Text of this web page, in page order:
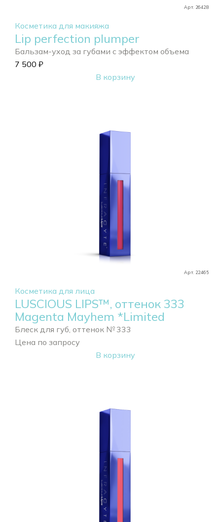
Арт. 26428
Косметика для макияжа
Lip perfection plumper
Бальзам-уход за губами с эффектом объема
7 500 ₽
В корзину
Арт. 22465
Косметика для лица
LUSCIOUS LIPS™, оттенок 333
Magenta Mayhem *Limited
Блеск для губ, оттенок № 333
Цена по запросу
В корзину